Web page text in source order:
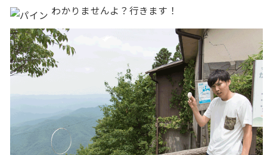
わかりませんよ？行きます！